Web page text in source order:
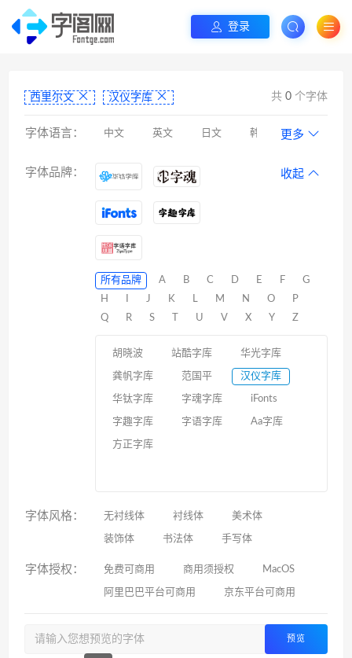
登录
西里尔文 汉仪字库 共 0 个字体
字体语言： 中文 英文 日文 韩文
罗马尼亚文 彝文
更多
字体品牌： 收起
所有品牌 A B C D E F
G
H
J K L M N O
P
Q
R S U V X Y Z
胡晓波 站酷字库 华光字库
龚帆字库 范国平 汉仪字库
华钛字库 字魂字库 iFonts
字趣字库 字语字库 Aa字库
方正字库
字体风格： 无衬线体 衬线体 美术体
装饰体 书法体 手写体
字体授权： 免费可商用 商用须授权 MacOS
阿里巴巴平台可商用 京东平台可商用
预览